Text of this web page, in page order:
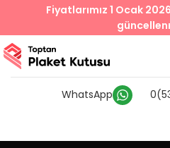
WhatsApp
Fiyatlarımız 1 Ocak